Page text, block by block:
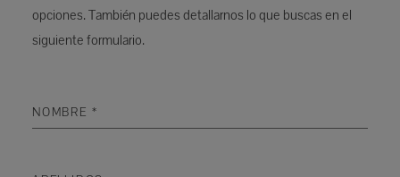
opciones. También puedes detallarnos lo que buscas en el
siguiente formulario.